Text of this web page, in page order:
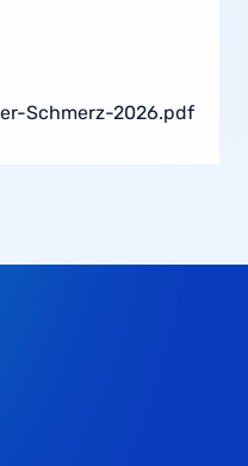
Schmerz-2026.pdf